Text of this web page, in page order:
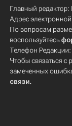
Главный редактор:
Адрес
По вопросам
воспользуйтесь
Телефон Редакции:
Чтобы связаться с
замеченных
связи.